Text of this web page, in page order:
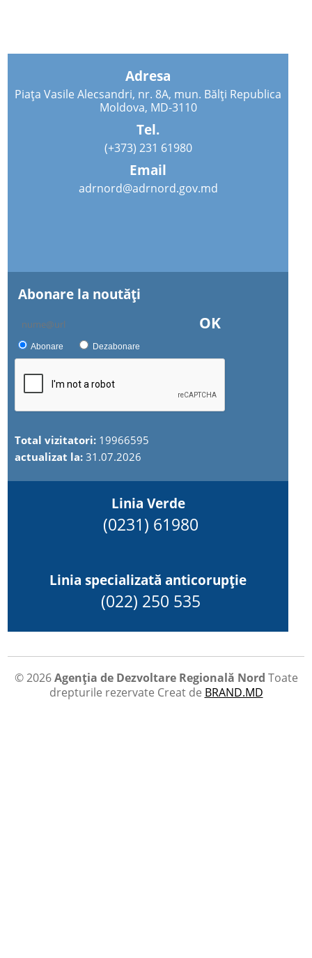
Adresa
Piața Vasile Alecsandri, nr. 8A, mun. Bălți Republica
Moldova, MD-3110
Tel.
(+373) 231 61980
Email
adrnord@adrnord.gov.md
Abonare la noutăţi
OK
Abonare Dezabonare
Total vizitatori: 19966595
actualizat la:31.07.2026
Linia Verde
(0231) 61980
Linia specializată anticorupție
(022) 250 535
© 2026Agenția de Dezvoltare Regională Nord Toate
drepturile rezervate Creat de BRAND.MD